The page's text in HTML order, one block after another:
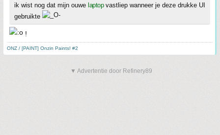
ik wist nog dat mijn ouwe laptopvastliep wanneer je deze drukke UI
gebruikte
!
ONZ / [PAINT] Onzin Paints! #2
▼ Advertentie door Refinery89